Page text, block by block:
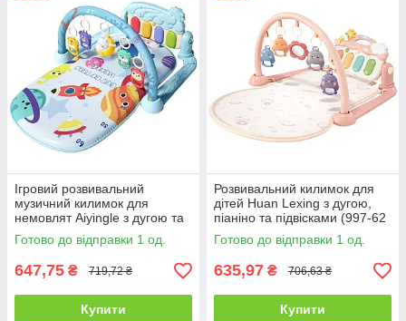
Ігровий розвивальний
музичний килимок для
немовлят Aiyingle з дугою та
піаніно (368-5 B)
Готово до відправки 1 од.
647,75 ₴ 719,72 ₴
Купити
Розвивальний килимок для
дітей Huan Lexing з дугою,
піаніно та підвісками (997-62
A) Рожевий
Готово до відправки 1 од.
635,97 ₴ 706,63 ₴
Купити